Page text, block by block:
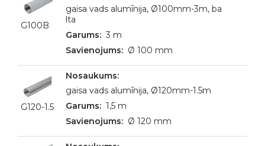
G100B
gaisa vads alumīnija, Ø100mm-3m, ba
lta
3 m
Ø 100 mm
G120-1.5
gaisa vads alumīnija, Ø120mm-1.5m
1,5 m
Ø 120 mm